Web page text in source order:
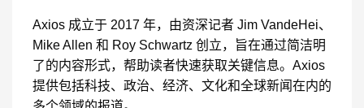
Axios 成立于 2017 年，由资深记者 Jim VandeHei、
Mike Allen 和 Roy Schwartz 创立，旨在通过简洁明
了的内容形式，帮助读者快速获取关键信息。Axios
提供包括科技、政治、经济、文化和全球新闻在内的